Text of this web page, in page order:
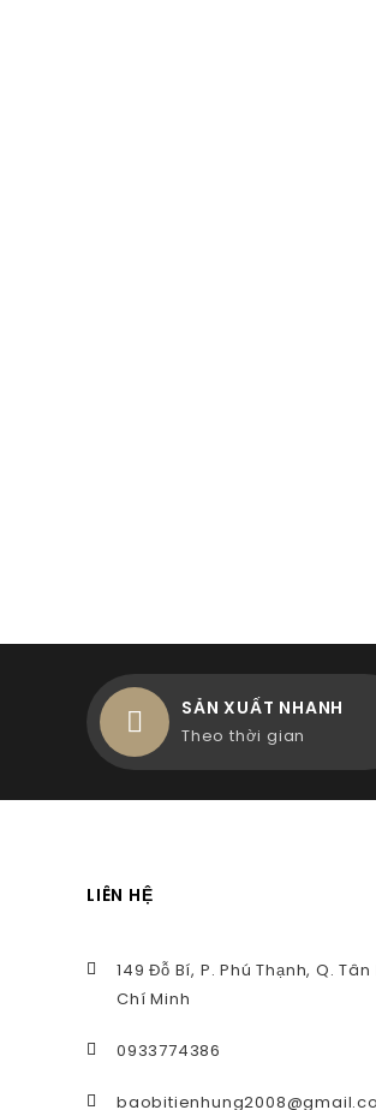
SẢN XUẤT NHANH
Theo thời gian
LIÊN HỆ
149 Đỗ Bí, P. Phú Thạnh, Q. Tân
Chí Minh
0933774386